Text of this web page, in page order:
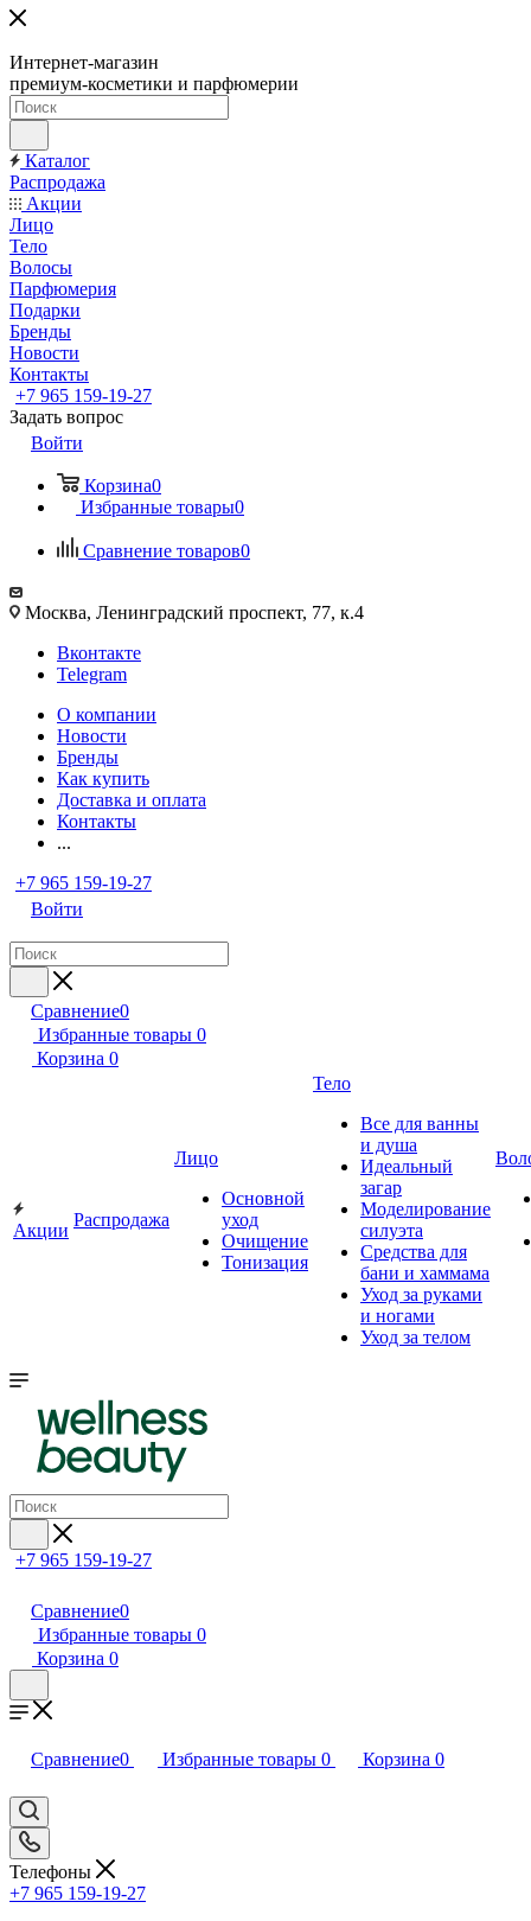
Интернет-магазин
премиум-косметики и парфюмерии
Каталог
Распродажа
Акции
Лицо
Тело
Волосы
Парфюмерия
Подарки
Бренды
Новости
Контакты
+7 965 159-19-27
Задать вопрос
Войти
Корзина0
Избранные товары0
Сравнение товаров0
Москва, Ленинградский проспект, 77, к.4
Вконтакте
Telegram
О компании
Новости
Бренды
Как купить
Доставка и оплата
Контакты
...
+7 965 159-19-27
Войти
Сравнение0
Избранные товары 0
Корзина 0
Акции
Распродажа
Лицо
Основной
уход
Очищение
Тонизация
Тело
Все для ванны
и душа
Идеальный
загар
Моделирование
силуэта
Средства для
бани и хаммама
Уход за руками
и ногами
Уход за телом
+7 965 159-19-27
Сравнение0
Избранные товары 0
Корзина 0
Сравнение0 Избранные товары 0 Корзина 0
Телефоны
+7 965 159-19-27